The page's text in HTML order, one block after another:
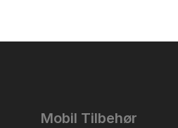
Mobil Tilbehør